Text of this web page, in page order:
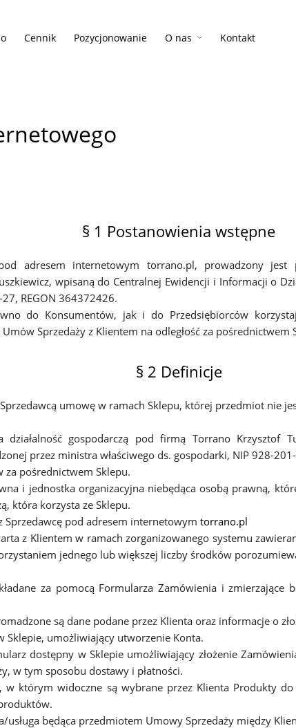
Cennik Pozycjonowanie O nas Kontakt
§ 1 Postanowienia wstępne
adresem internetowym torrano.pl, prowadzony jest
wpisaną do Centralnej Ewidencji i Informacji o
REGON 364372426.
do Konsumentów, jak i do Przedsiębiorców
Sprzedaży z Klientem na odległość za pośrednictwem
§ 2 Definicje
umowę w ramach Sklepu, której przedmiot nie
działalność gospodarczą pod firmą Torrano Krzysztof
przez ministra właściwego ds. gospodarki, NIP 928-
pośrednictwem Sklepu.
i jednostka organizacyjna niebędąca osobą prawną,
która korzysta ze Sklepu.
pod adresem internetowym torrano.pl
z Klientem w ramach zorganizowanego systemu
jednego lub większej liczby środków
za pomocą Formularza Zamówienia i
są dane podane przez Klienta oraz informacje o
umożliwiający utworzenie Konta.
dostępny w Sklepie umożliwiający złożenie
w tym sposobu dostawy i płatności.
w którym widoczne są wybrane przez Klienta Produkty
będąca przedmiotem Umowy Sprzedaży między